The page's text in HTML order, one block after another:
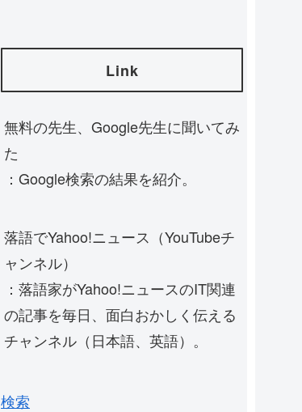
Link
無料の先生、Google先生に聞いてみ
た
：Google検索の結果を紹介。
落語でYahoo!ニュース（YouTubeチ
ャンネル）
：落語家がYahoo!ニュースのIT関連
の記事を毎日、面白おかしく伝える
チャンネル（日本語、英語）。
検索